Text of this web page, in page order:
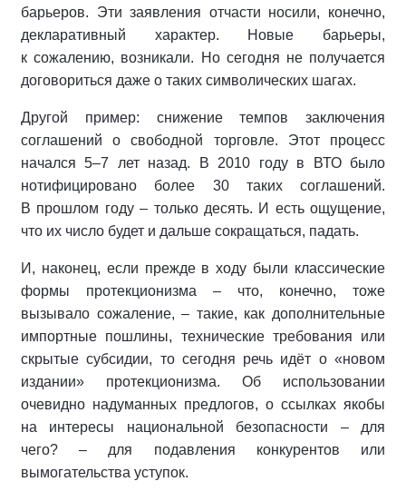
барьеров. Эти заявления отчасти носили, конечно,
декларативный характер. Новые барьеры,
к сожалению, возникали. Но сегодня не получается
договориться даже о таких символических шагах.
Другой пример: снижение темпов заключения
соглашений о свободной торговле. Этот процесс
начался 5–7 лет назад. В 2010 году в ВТО было
нотифицировано более 30 таких соглашений.
В прошлом году – только десять. И есть ощущение,
что их число будет и дальше сокращаться, падать.
И, наконец, если прежде в ходу были классические
формы протекционизма – что, конечно, тоже
вызывало сожаление, – такие, как дополнительные
импортные пошлины, технические требования или
скрытые субсидии, то сегодня речь идёт о «новом
издании» протекционизма. Об использовании
очевидно надуманных предлогов, о ссылках якобы
на интересы национальной безопасности – для
чего? – для подавления конкурентов или
вымогательства уступок.